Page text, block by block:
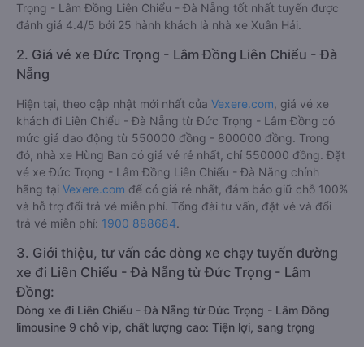
Trọng - Lâm Đồng Liên Chiểu - Đà Nẵng tốt nhất tuyến được
đánh giá 4.4/5 bởi 25 hành khách là nhà xe Xuân Hải.
2. Giá vé xe Đức Trọng - Lâm Đồng Liên Chiểu - Đà
Nẵng
Hiện tại, theo cập nhật mới nhất của Vexere.com , giá vé xe
khách đi Liên Chiểu - Đà Nẵng từ Đức Trọng - Lâm Đồng có
mức giá dao động từ 550000 đồng - 800000 đồng. Trong
đó, nhà xe Hùng Ban có giá vé rẻ nhất, chỉ 550000 đồng. Đặt
vé xe Đức Trọng - Lâm Đồng Liên Chiểu - Đà Nẵng chính
hãng tại Vexere.com để có giá rẻ nhất, đảm bảo giữ chỗ 100%
và hỗ trợ đổi trả vé miễn phí. Tổng đài tư vấn, đặt vé và đổi
trả vé miễn phí: 1900 888684.
3. Giới thiệu, tư vấn các dòng xe chạy tuyến đường
xe đi Liên Chiểu - Đà Nẵng từ Đức Trọng - Lâm
Đồng:
Dòng xe đi Liên Chiểu - Đà Nẵng từ Đức Trọng - Lâm Đồng
limousine 9 chỗ vip, chất lượng cao: Tiện lợi, sang trọng